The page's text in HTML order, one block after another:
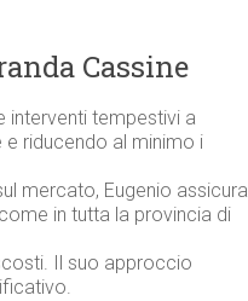
Cassine
interventi tempestivi a
riducendo al minimo i
mercato, Eugenio assicura
in tutta la provincia di
Il suo approccio